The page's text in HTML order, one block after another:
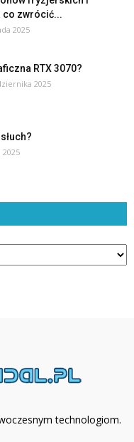
co zwrócić...
2025
RTX 3070?
2025
technologiom.